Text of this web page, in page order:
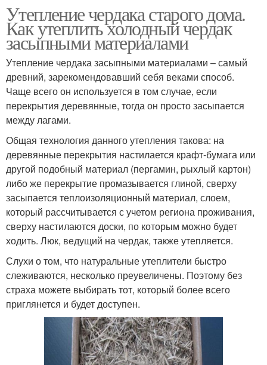
Утепление чердака старого дома.
Как утеплить холодный чердак
засыпными материалами
Утепление чердака засыпными материалами – самый
древний, зарекомендовавший себя веками способ.
Чаще всего он используется в том случае, если
перекрытия деревянные, тогда он просто засыпается
между лагами.
Общая технология данного утепления такова: на
деревянные перекрытия настилается крафт-бумага или
другой подобный материал (пергамин, рыхлый картон)
либо же перекрытие промазывается глиной, сверху
засыпается теплоизоляционный материал, слоем,
который рассчитывается с учетом региона проживания,
сверху настилаются доски, по которым можно будет
ходить. Люк, ведущий на чердак, также утепляется.
Слухи о том, что натуральные утеплители быстро
слеживаются, несколько преувеличены. Поэтому без
страха можете выбирать тот, который более всего
приглянется и будет доступен.